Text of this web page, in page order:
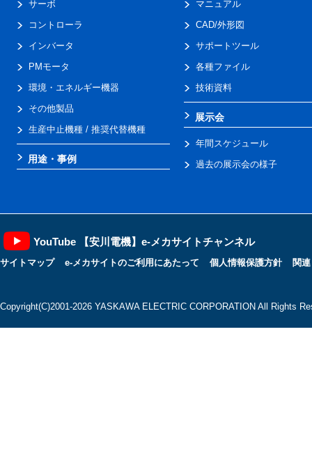
サーボ
コントローラ
インバータ
PMモータ
環境・エネルギー機器
その他製品
生産中止機種 / 推奨代替機種
用途・事例
マニュアル
CAD/外形図
サポートツール
各種ファイル
技術資料
展示会
年間スケジュール
過去の展示会の様子
YouTube 【安川電機】e-メカサイトチャンネル
サイトマップ e-メカサイトのご利用にあたって 個人情報保護方針 関
Copyright(C)2001‐2026 YASKAWA ELECTRIC CORPORATION All Rights